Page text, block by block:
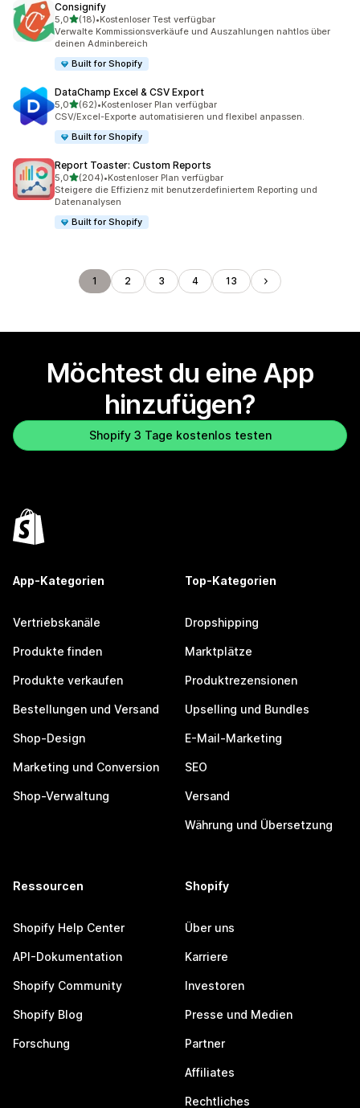
Consignify
5,0von 5 Sternen
(18)
18 Rezensionen insgesamt
•Kostenloser Test verfügbar
Verwalte Kommissionsverkäufe und Auszahlungen nahtlos über
deinen Adminbereich
Built for Shopify
DataChamp Excel & CSV Export
5,0von 5 Sternen
(62)
62 Rezensionen insgesamt
•Kostenloser Plan verfügbar
CSV/Excel-Exporte automatisieren und flexibel anpassen.
Built for Shopify
Report Toaster: Custom Reports
5,0von 5 Sternen
(204)
204 Rezensionen insgesamt
•Kostenloser Plan verfügbar
Steigere die Effizienz mit benutzerdefiniertem Reporting und
Datenanalysen
Built for Shopify
1 2 3 4 13
Möchtest du eine App
hinzufügen?
Shopify 3 Tage kostenlos testen
App-Kategorien
Vertriebskanäle
Produkte finden
Produkte verkaufen
Bestellungen und Versand
Shop-Design
Marketing und Conversion
Shop-Verwaltung
Top-Kategorien
Dropshipping
Marktplätze
Produktrezensionen
Upselling und Bundles
E-Mail-Marketing
SEO
Versand
Währung und Übersetzung
Ressourcen
Shopify Help Center
API-Dokumentation
Shopify Community
Shopify Blog
Forschung
Shopify
Über uns
Karriere
Investoren
Presse und Medien
Partner
Affiliates
Rechtliches